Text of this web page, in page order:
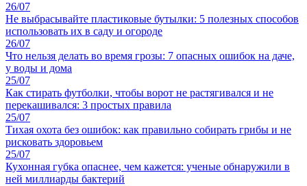
26/07
Не выбрасывайте пластиковые бутылки: 5 полезных способов
использовать их в саду и огороде
26/07
Что нельзя делать во время грозы: 7 опасных ошибок на даче,
у воды и дома
25/07
Как стирать футболки, чтобы ворот не растягивался и не
перекашивался: 3 простых правила
25/07
Тихая охота без ошибок: как правильно собирать грибы и не
рисковать здоровьем
25/07
Кухонная губка опаснее, чем кажется: ученые обнаружили в
ней миллиарды бактерий